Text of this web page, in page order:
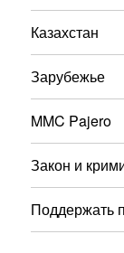
Казахстан
Зарубежье
MMC Pajero
Закон и
Поддержать